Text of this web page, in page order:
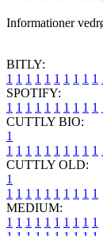
Informationer
BITLY:
1 1 1 1 1 1 1 1 1 1
SPOTIFY:
1 1 1 1 1 1 1 1 1 1
CUTTLY BIO:
1
1 1 1 1 1 1 1 1 1 1
CUTTLY OLD:
1
1 1 1 1 1 1 1 1 1 1
MEDIUM:
1 1 1 1 1 1 1 1 1 1